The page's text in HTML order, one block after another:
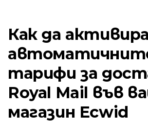
Как да
тарифи за
Royal Mail във
магазин Ecwid